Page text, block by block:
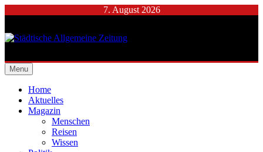
7. August 2026
Städtische Allgemeine
Zeitung
Menu
Home
Aktuelles
Magazin
Menschen
Reisen
Wissen